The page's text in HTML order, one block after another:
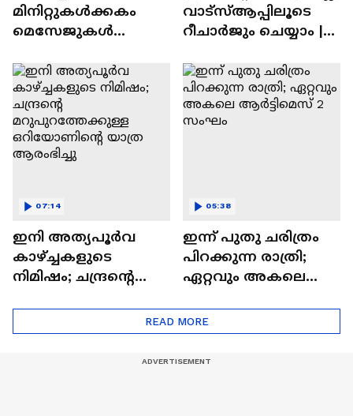
മിനിറ്റുകൾക്കകം
മെസേജുകള്‍
WhatsApp | Tech Talk
വാട്‌സ്‌ആപ്പിലൂടെ
റീചാർജും ചെയ്യാം |
Tech Talk
ഇനി അത്യപൂര്‍വ
കാഴ്ച്ചകളുടെ
നിമിഷം; ചന്ദ്രന്റെ
ഒറിയോണിന്റെ യാത്ര
ആരംഭിച്ചു
07:14
ഇന്ന് പുതു ചരിത്രം
പിറക്കുന്ന രാത്രി;
ഏറ്റവും അകലെ
05:38
READ MORE